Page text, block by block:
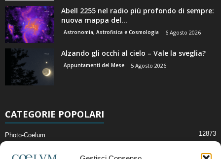
Abell 2255 nel radio più profondo di sempre:
nuova mappa del...
Astronomia, Astrofisica e Cosmologia 6 Agosto 2026
Alzando gli occhi al cielo – Vale la sveglia?
Appuntamenti del Mese 5 Agosto 2026
CATEGORIE POPOLARI
Photo-Coelum 12873